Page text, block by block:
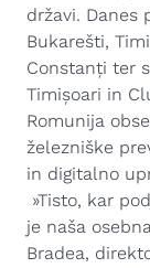
državi. Danes
Bukarešti,
Constanți ter
Timișoari in
Romunija
železniške
in digitalno
»Tisto, kar
je naša
Bradea,